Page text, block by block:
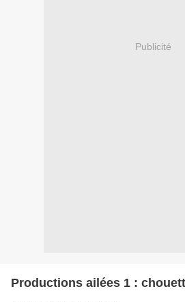
Publicité
Productions ailées 1 :